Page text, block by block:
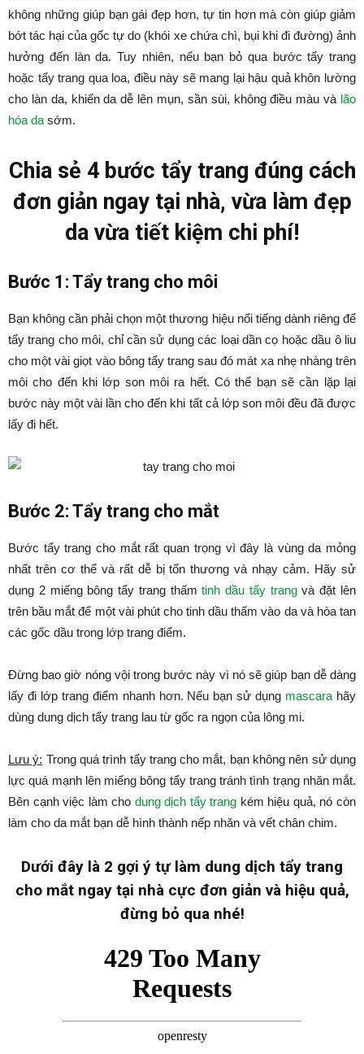
không những giúp bạn gái đẹp hơn, tự tin hơn mà còn giúp giảm
bớt tác hại của gốc tự do (khói xe chứa chì, bụi khi đi đường) ảnh
hưởng đến làn da. Tuy nhiên, nếu bạn bỏ qua bước tẩy trang
hoặc tẩy trang qua loa, điều này sẽ mang lại hậu quả khôn lường
cho làn da, khiến da dễ lên mụn, sần sùi, không điều màu và lão
hóa da sớm.
Chia sẻ 4 bước tẩy trang đúng cách
đơn giản ngay tại nhà, vừa làm đẹp
da vừa tiết kiệm chi phí!
Bước 1: Tẩy trang cho môi
Bạn không cần phải chọn một thương hiệu nổi tiếng dành riêng để
tẩy trang cho môi, chỉ cần sử dụng các loại dần cọ hoặc dầu ô liu
cho một vài giọt vào bông tẩy trang sau đó mát xa nhẹ nhàng trên
môi cho đến khi lớp son môi ra hết. Có thể bạn sẽ cần lặp lại
bước này một vài lần cho đến khi tất cả lớp son môi đều đã được
lấy đi hết.
Bước 2: Tẩy trang cho mắt
Bước tẩy trang cho mắt rất quan trọng vì đây là vùng da mỏng
nhất trên cơ thể và rất dễ bị tổn thương và nhạy cảm. Hãy sử
dụng 2 miếng bông tẩy trang thấmtinh dầu tẩy trangvà đặt lên
trên bầu mắt để một vài phút cho tinh dầu thấm vào da và hòa tan
các gốc dầu trong lớp trang điểm.
Đừng bao giờ nóng vội trong bước này vì nó sẽ giúp bạn dễ dàng
lấy đi lớp trang điểm nhanh hơn. Nếu bạn sử dụng mascara hãy
dùng dung dịch tẩy trang lau từ gốc ra ngọn của lông mi.
Lưu ý: Trong quá trình tẩy trang cho mắt, bạn không nên sử dụng
lực quá mạnh lên miếng bông tẩy trang tránh tình trạng nhăn mắt.
Bên cạnh việc làm cho dung dịch tẩy trang kém hiệu quả, nó còn
làm cho da mắt bạn dễ hình thành nếp nhăn và vết chân chim.
Dưới đây là 2 gợi ý tự làm dung dịch tẩy trang
cho mắt ngay tại nhà cực đơn giản và hiệu quả,
đừng bỏ qua nhé!